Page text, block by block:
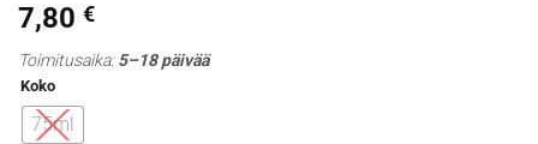
7,80 €
Toimitusaika:5–18 päivää
Koko
75ml